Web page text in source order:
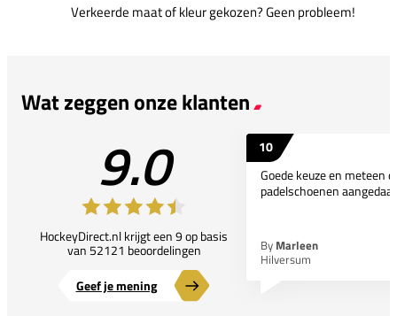
Verkeerde maat of kleur gekozen? Geen probleem!
Wat zeggen onze klanten
9.0
HockeyDirect.nl krijgt een 9 op basis
van 52121 beoordelingen
Geef je mening
10
Goede keuze en meteen
padelschoenen
By Marleen
Hilversum